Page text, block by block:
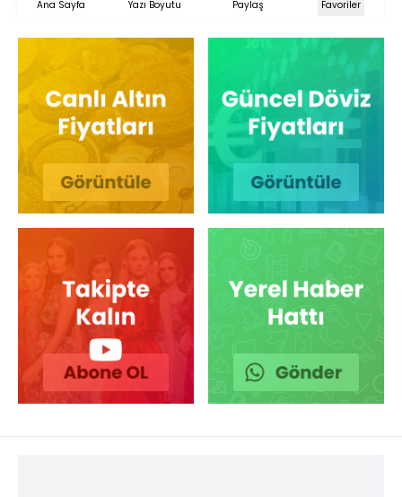
Ana Sayfa Yazı Boyutu Paylaş Favoriler